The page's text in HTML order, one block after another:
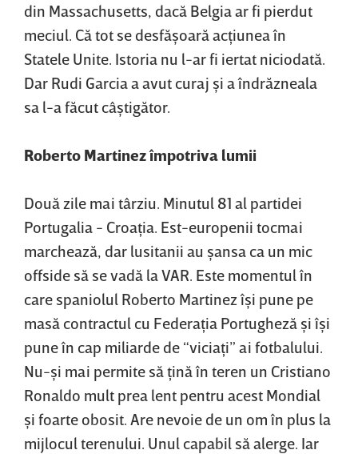
din Massachusetts, dacă Belgia ar fi pierdut
meciul. Că tot se desfăşoară acţiunea în
Statele Unite. Istoria nu l-ar fi iertat niciodată.
Dar Rudi Garcia a avut curaj şi a îndrăzneala
sa l-a făcut câştigător.
Roberto Martinez împotriva lumii
Două zile mai târziu. Minutul 81 al partidei
Portugalia - Croaţia. Est-europenii tocmai
marchează, dar lusitanii au şansa ca un mic
offside să se vadă la VAR. Este momentul în
care spaniolul Roberto Martinez îşi pune pe
masă contractul cu Federaţia Portugheză şi îşi
pune în cap miliarde de “viciaţi” ai fotbalului.
Nu-şi mai permite să ţină în teren un Cristiano
Ronaldo mult prea lent pentru acest Mondial
şi foarte obosit. Are nevoie de un om în plus la
mijlocul terenului. Unul capabil să alerge. Iar